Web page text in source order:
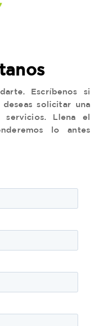
Escríbenos si
solicitar una
servicios. Llena el
lo antes